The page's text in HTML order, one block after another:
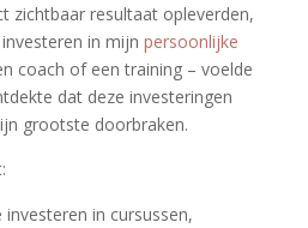
zichtbaar resultaat opleverden,
in mijn persoonlijke
coach of een training – voelde
dat deze investeringen
grootste doorbraken.
in cursussen,